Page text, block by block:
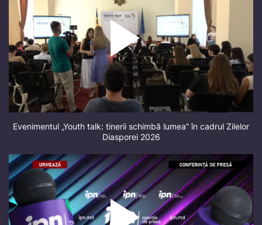
Evenimentul „Youth talk: tinerii schimbă lumea” în cadrul Zilelor
Diasporei 2026